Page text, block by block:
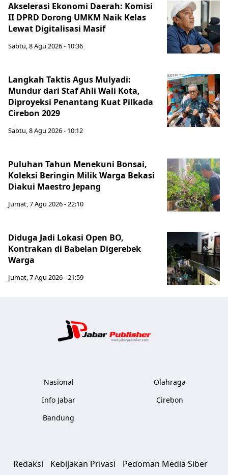
Akselerasi Ekonomi Daerah: Komisi
II DPRD Dorong UMKM Naik Kelas
Lewat Digitalisasi Masif
Sabtu, 8 Agu 2026 - 10:36
Langkah Taktis Agus Mulyadi:
Mundur dari Staf Ahli Wali Kota,
Diproyeksi Penantang Kuat Pilkada
Cirebon 2029
Sabtu, 8 Agu 2026 - 10:12
Puluhan Tahun Menekuni Bonsai,
Koleksi Beringin Milik Warga Bekasi
Diakui Maestro Jepang
Jumat, 7 Agu 2026 - 22:10
Diduga Jadi Lokasi Open BO,
Kontrakan di Babelan Digerebek
Warga
Jumat, 7 Agu 2026 - 21:59
Nasional
Info Jabar
Bandung
Olahraga
Cirebon
Redaksi Kebijakan Privasi Pedoman Media Siber